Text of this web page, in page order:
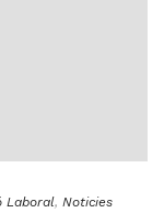
Laboral, Noticies